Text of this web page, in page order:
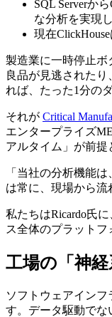
SQL Serverか
な分析を実現
現在
製造業に一時停止ボ
良品が見逃された
れば、たった1分の
それが Critical
エンタープライズ
アルタイム」が前提
「当社の分析機能
は常に、現場から流
私たちはRicardo氏
ス全体のプラットフ
工場の「神経
ソフトウェアイン
す。データ駆動でな